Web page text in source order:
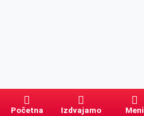
Početna Izdvajamo Meni